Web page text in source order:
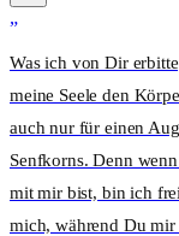
„
Was ich von Dir
meine Seele den
auch nur für einen
Senfkorns. Denn
mit mir bist, bin ich
mich, während Du mir